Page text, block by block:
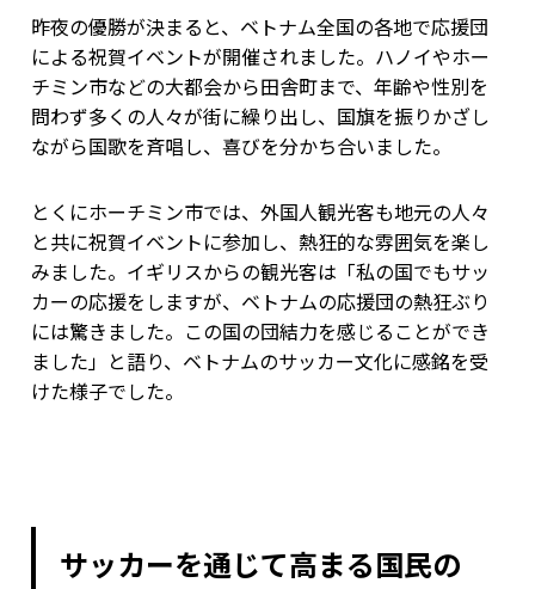
昨夜の優勝が決まると、ベトナム全国の各地で応援団
による祝賀イベントが開催されました。ハノイやホー
チミン市などの大都会から田舎町まで、年齢や性別を
問わず多くの人々が街に繰り出し、国旗を振りかざし
ながら国歌を斉唱し、喜びを分かち合いました。
とくにホーチミン市では、外国人観光客も地元の人々
と共に祝賀イベントに参加し、熱狂的な雰囲気を楽し
みました。イギリスからの観光客は「私の国でもサッ
カーの応援をしますが、ベトナムの応援団の熱狂ぶり
には驚きました。この国の団結力を感じることができ
ました」と語り、ベトナムのサッカー文化に感銘を受
けた様子でした。
サッカーを通じて高まる国民の